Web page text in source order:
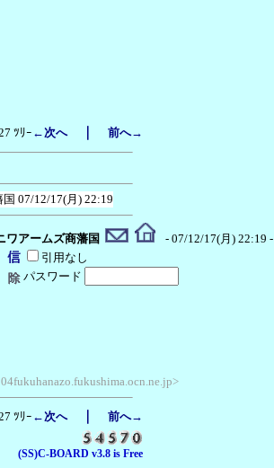
ﾂﾘｰ←次へ｜ 前へ→
07/12/17(月) 22:19
アームズ商藩国
- 07/12/17(月) 22:19 -
引用なし
パスワード
ﾂﾘｰ←次へ｜ 前へ→
(SS)C-BOARD v3.8 is Free